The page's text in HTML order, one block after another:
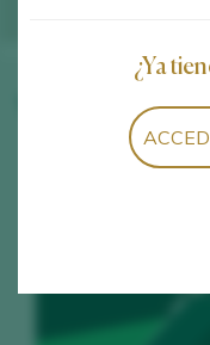
Vinos de la
¿Ya